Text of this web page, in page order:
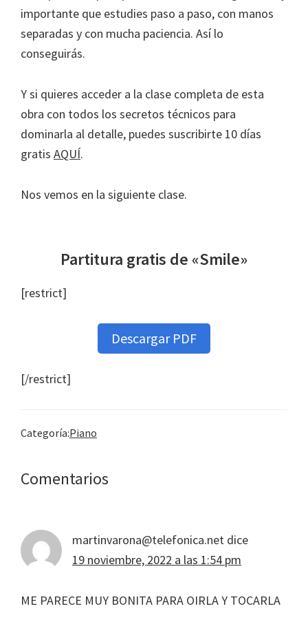
importante que estudies paso a paso, con manos
separadas y con mucha paciencia. Así lo
conseguirás.
Y si quieres acceder a la clase completa de esta
obra con todos los secretos técnicos para
dominarla al detalle, puedes suscribirte 10 días
gratis AQUÍ.
Nos vemos en la siguiente clase.
Partitura gratis de «Smile»
[restrict]
Descargar PDF
[/restrict]
Categoría:Piano
Interacciones
lectores
Comentarios
martinvarona@telefonica.net dice
19 noviembre, 2022 a las 1:54 pm
ME PARECE MUY BONITA PARA OIRLA Y TOCARLA